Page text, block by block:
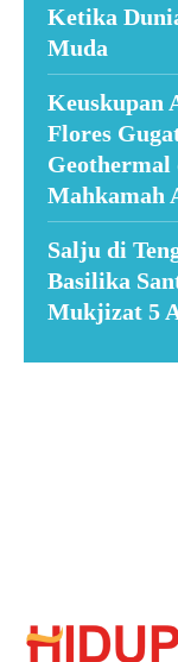
Ketika
Muda
Keuskupan
Flores
Geothermal
Mahkamah
Salju di
Basilika
Mukjizat 5